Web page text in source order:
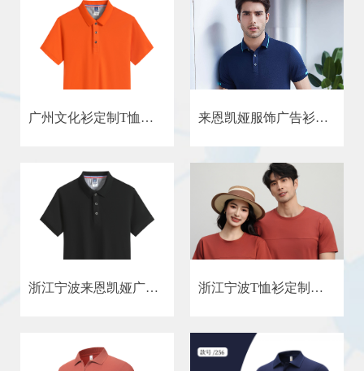
广州文化衫定制T恤定制厂家来恩凯娅服饰有限公司 来恩凯娅服饰广告衫厂家
浙江宁波来恩凯娅广告衫定制印图印Logo 浙江宁波T恤衫定制厂家高端全棉圆领T恤定制厂家